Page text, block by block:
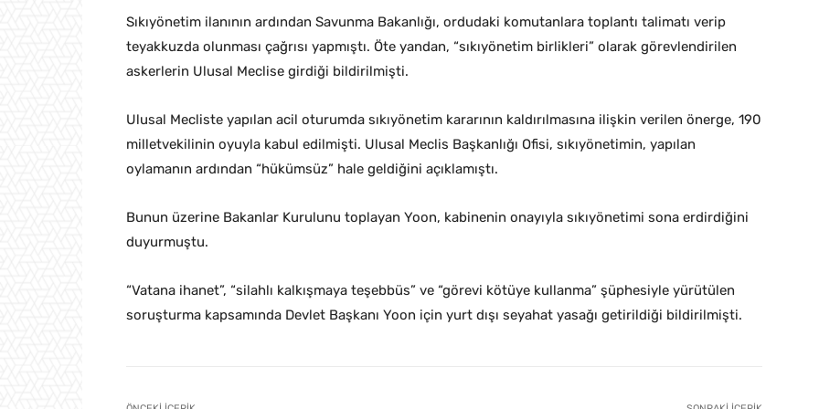
Sıkıyönetim ilanının ardından Savunma Bakanlığı, ordudaki komutanlara toplantı talimatı verip
teyakkuzda olunması çağrısı yapmıştı. Öte yandan, “sıkıyönetim birlikleri” olarak görevlendirilen
askerlerin Ulusal Meclise girdiği bildirilmişti.
Ulusal Mecliste yapılan acil oturumda sıkıyönetim kararının kaldırılmasına ilişkin verilen önerge, 190
milletvekilinin oyuyla kabul edilmişti. Ulusal Meclis Başkanlığı Ofisi, sıkıyönetimin, yapılan
oylamanın ardından “hükümsüz” hale geldiğini açıklamıştı.
Bunun üzerine Bakanlar Kurulunu toplayan Yoon, kabinenin onayıyla sıkıyönetimi sona erdirdiğini
duyurmuştu.
“Vatana ihanet”, “silahlı kalkışmaya teşebbüs” ve “görevi kötüye kullanma” şüphesiyle yürütülen
soruşturma kapsamında Devlet Başkanı Yoon için yurt dışı seyahat yasağı getirildiği bildirilmişti.